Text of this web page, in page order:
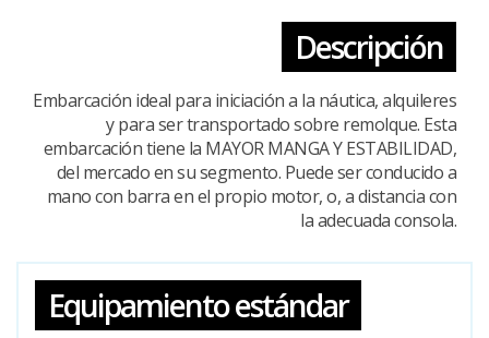
Descripción
Embarcación ideal para iniciación a la náutica, alquileres
y para ser transportado sobre remolque. Esta
embarcación tiene la MAYOR MANGA Y ESTABILIDAD,
del mercado en su segmento. Puede ser conducido a
mano con barra en el propio motor, o, a distancia con
la adecuada consola.
Equipamiento estándar